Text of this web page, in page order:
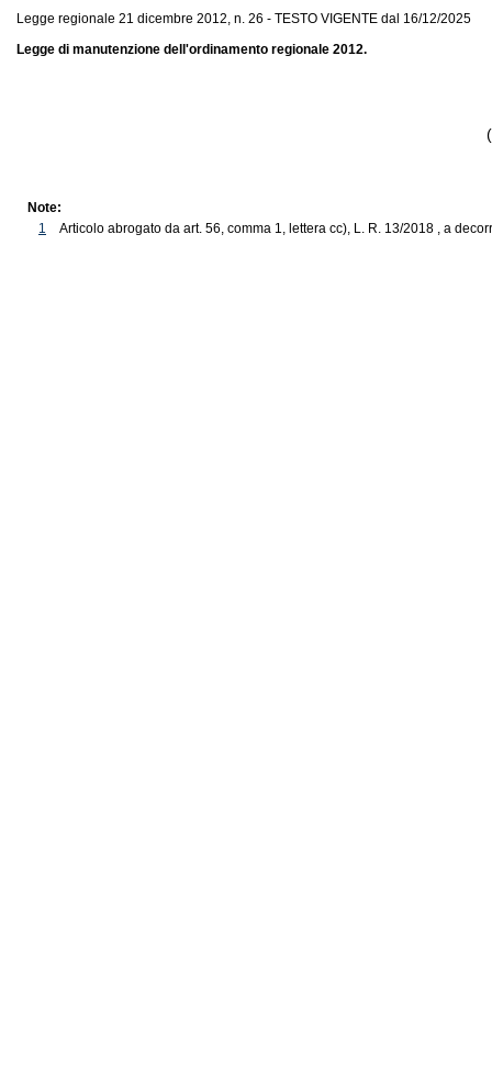
Legge regionale 21 dicembre 2012, n. 26 - TESTO VIGENTE dal 16/12/2025
Legge di manutenzione dell'ordinamento regionale 2012.
Note:
1
Articolo abrogato da art. 56, comma 1, lettera cc), L. R. 13/2018 , a